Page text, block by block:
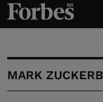
MARK